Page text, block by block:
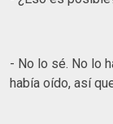
- No lo sé. No lo
había oído, así